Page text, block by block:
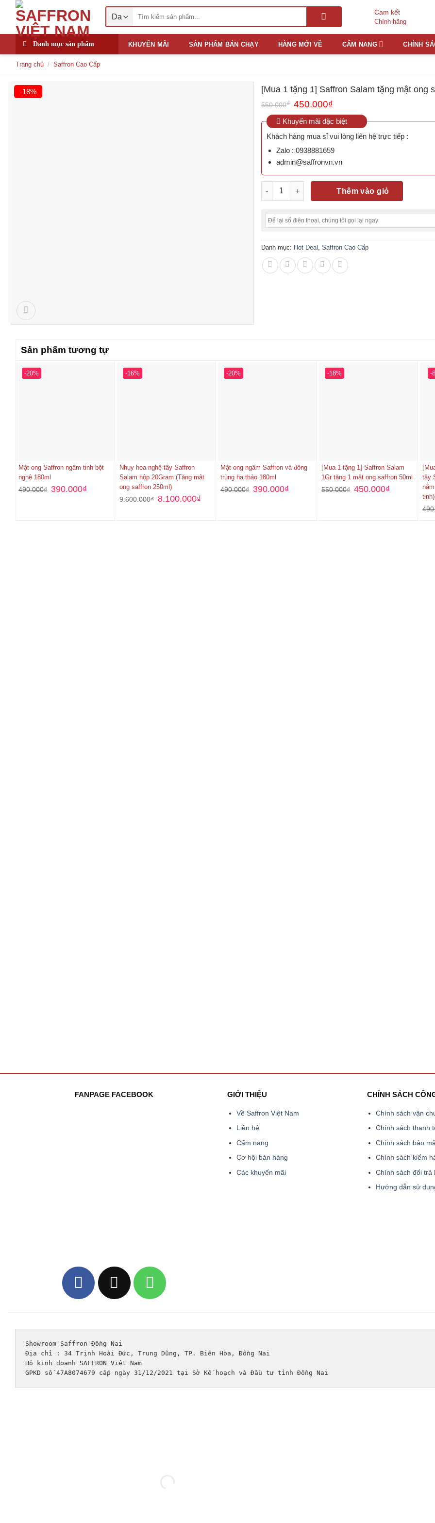
content
Tìm
Cam kết
Chính hãng
Danh mục sản phẩm KHUYẾN MÃI SẢN PHẨM BÁN CHẠY HÀNG MỚI VỀ CẨM NANG CHÍNH
Trang chủ / Saffron Cao Cấp
-18% [Mua 1 tặng 1] Saffron Salam tặng mật ong
550.000₫ 450.000₫
Khuyến mãi đặc biệt
Khách hàng mua sỉ vui lòng liên hệ trực tiếp :
Zalo : 0938881659
admin@saffronvn.vn
[Mua 1 tặng 1] Saffron Salam tặng mật ong saffron
Thêm vào giỏ
Danh mục: Hot Deal Saffron Cao Cấp
Sản phẩm tương tự
-20%
Mật ong Saffron ngâm tinh bột
nghệ 180ml
490.000₫ 390.000₫
-16%
Nhụy hoa nghệ tây Saffron
Salam hộp 20Gram (Tặng mật
ong saffron 250ml)
9.600.000₫ 8.100.000₫
-20%
Mật ong ngâm Saffron và đông
trùng hạ thảo 180ml
490.000₫ 390.000₫
-18%
[Mua 1 tặng 1] Saffron Salam
1Gr tặng 1 mật ong saffron 50ml
550.000₫ 450.000₫
-
tây
tinh)
FANPAGE FACEBOOK GIỚI THIỆU
Về Saffron Việt Nam
Liên hệ
Cẩm nang
Cơ hội bán hàng
Các khuyến mãi
CHÍNH SÁCH
Chính sách vận
Chính sách thanh
Chính sách bảo
Chính sách kiểm
Chính sách đổi trả
Hướng dẫn sử
CHẤP NHẬN
Showroom Saffron Đồng Nai
Địa chỉ : 34 Trịnh Hoài Đức, Trung Dũng, TP. Biên Hòa, Đồng Nai
Hộ kinh doanh SAFFRON Việt Nam
GPKD số 47A8074679 cấp ngày 31/12/2021 tại Sở Kế hoạch và Đầu tư tỉnh Đồng Nai